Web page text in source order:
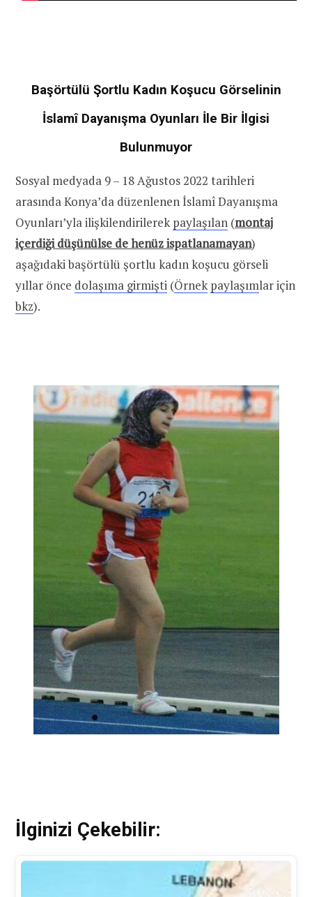
Başörtülü Şortlu Kadın Koşucu Görselinin
İslamî Dayanışma Oyunları İle Bir İlgisi
Bulunmuyor
Sosyal medyada 9 – 18 Ağustos 2022 tarihleri
arasında Konya’da düzenlenen İslamî Dayanışma
Oyunları’yla ilişkilendirilerekpaylaşılan (montaj
içerdiği düşünülse de henüz ispatlanamayan)
aşağıdaki başörtülü şortlu kadın koşucu görseli
yıllar önce dolaşıma girmişti (Örnek paylaşımlar için
bkz).
İlginizi Çekebilir: